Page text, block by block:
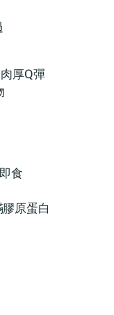
厚Q彈
食
原蛋白